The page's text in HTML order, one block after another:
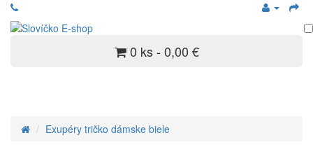
0 ks - 0,00 €
Exupéry tričko dámske biele